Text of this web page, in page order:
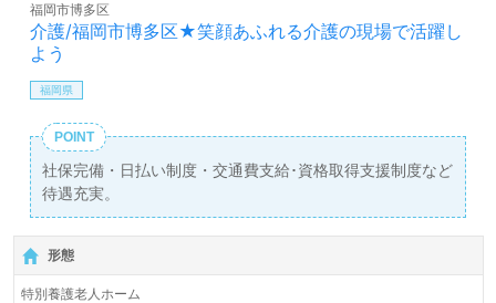
介護/福岡市博多区★笑顔あふれる介護の現場で活躍し
よう
福岡市博多区
福岡県
POINT
社保完備・日払い制度・交通費支給･資格取得支援制度など
待遇充実。
形態
特別養護老人ホーム